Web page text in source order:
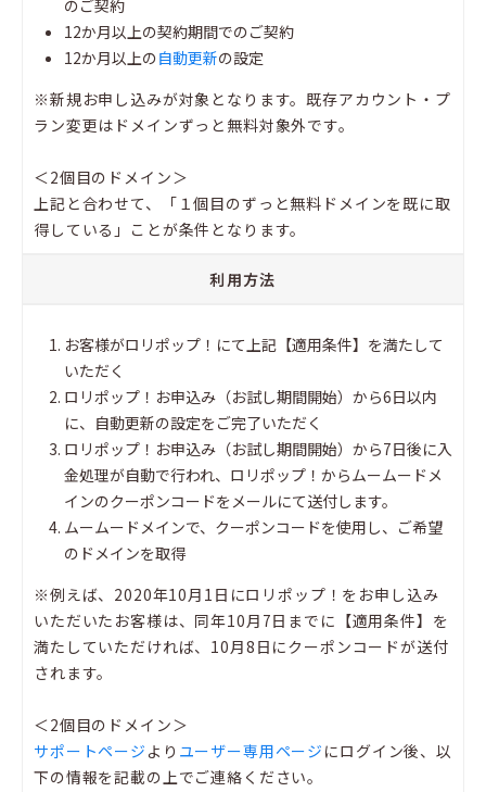
のご契約
12か月以上の契約期間でのご契約
12か月以上の自動更新の設定
※新規お申し込みが対象となります。既存アカウント・プ
ラン変更はドメインずっと無料対象外です。
＜2個目のドメイン＞
上記と合わせて、「１個目のずっと無料ドメインを既に取
得している」ことが条件となります。
利用方法
お客様がロリポップ！にて上記【適用条件】を満たして
いただく
ロリポップ！お申込み（お試し期間開始）から6日以内
に、自動更新の設定をご完了いただく
ロリポップ！お申込み（お試し期間開始）から7日後に入
金処理が自動で行われ、ロリポップ！からムームードメ
インのクーポンコードをメールにて送付します。
ムームードメインで、クーポンコードを使用し、ご希望
のドメインを取得
※例えば、2020年10月1日にロリポップ！をお申し込み
いただいたお客様は、同年10月7日までに【適用条件】を
満たしていただければ、10月8日にクーポンコードが送付
されます。
＜2個目のドメイン＞
サポートページ より ユーザー専用ページ にログイン後、以
下の情報を記載の上でご連絡ください。